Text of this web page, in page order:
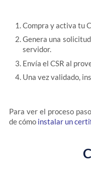
Compra y activa tu
Genera una
servidor.
Envía el CSR al
Una vez validado,
Para ver el proceso
de cómo instalar un